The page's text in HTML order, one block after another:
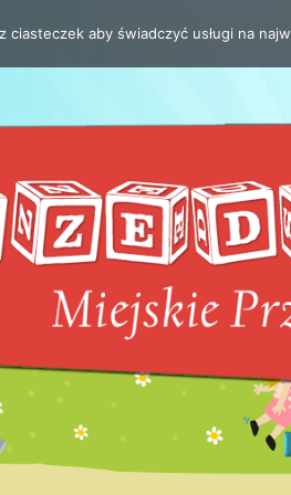
ciasteczek aby świadczyć usługi na